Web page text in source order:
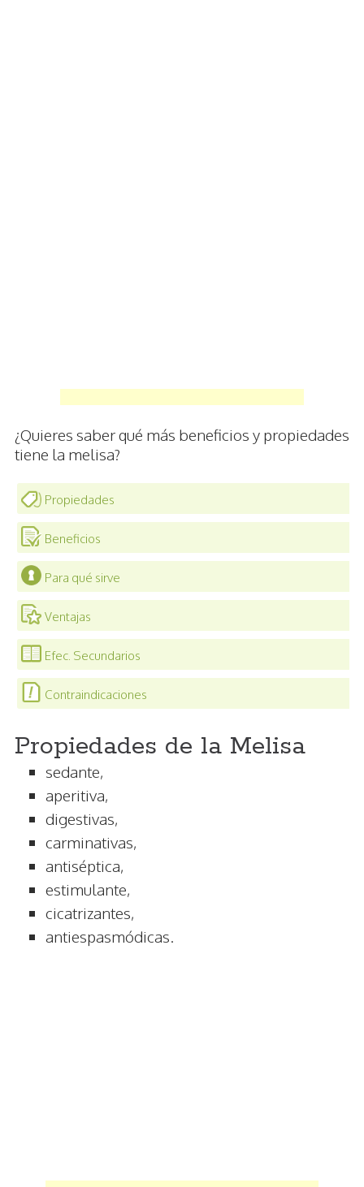
¿Quieres saber qué más beneficios y propiedades
tiene la melisa?
Propiedades
Beneficios
Para qué sirve
Ventajas
Efec. Secundarios
Contraindicaciones
Propiedades de la Melisa
sedante,
aperitiva,
digestivas,
carminativas,
antiséptica,
estimulante,
cicatrizantes,
antiespasmódicas.